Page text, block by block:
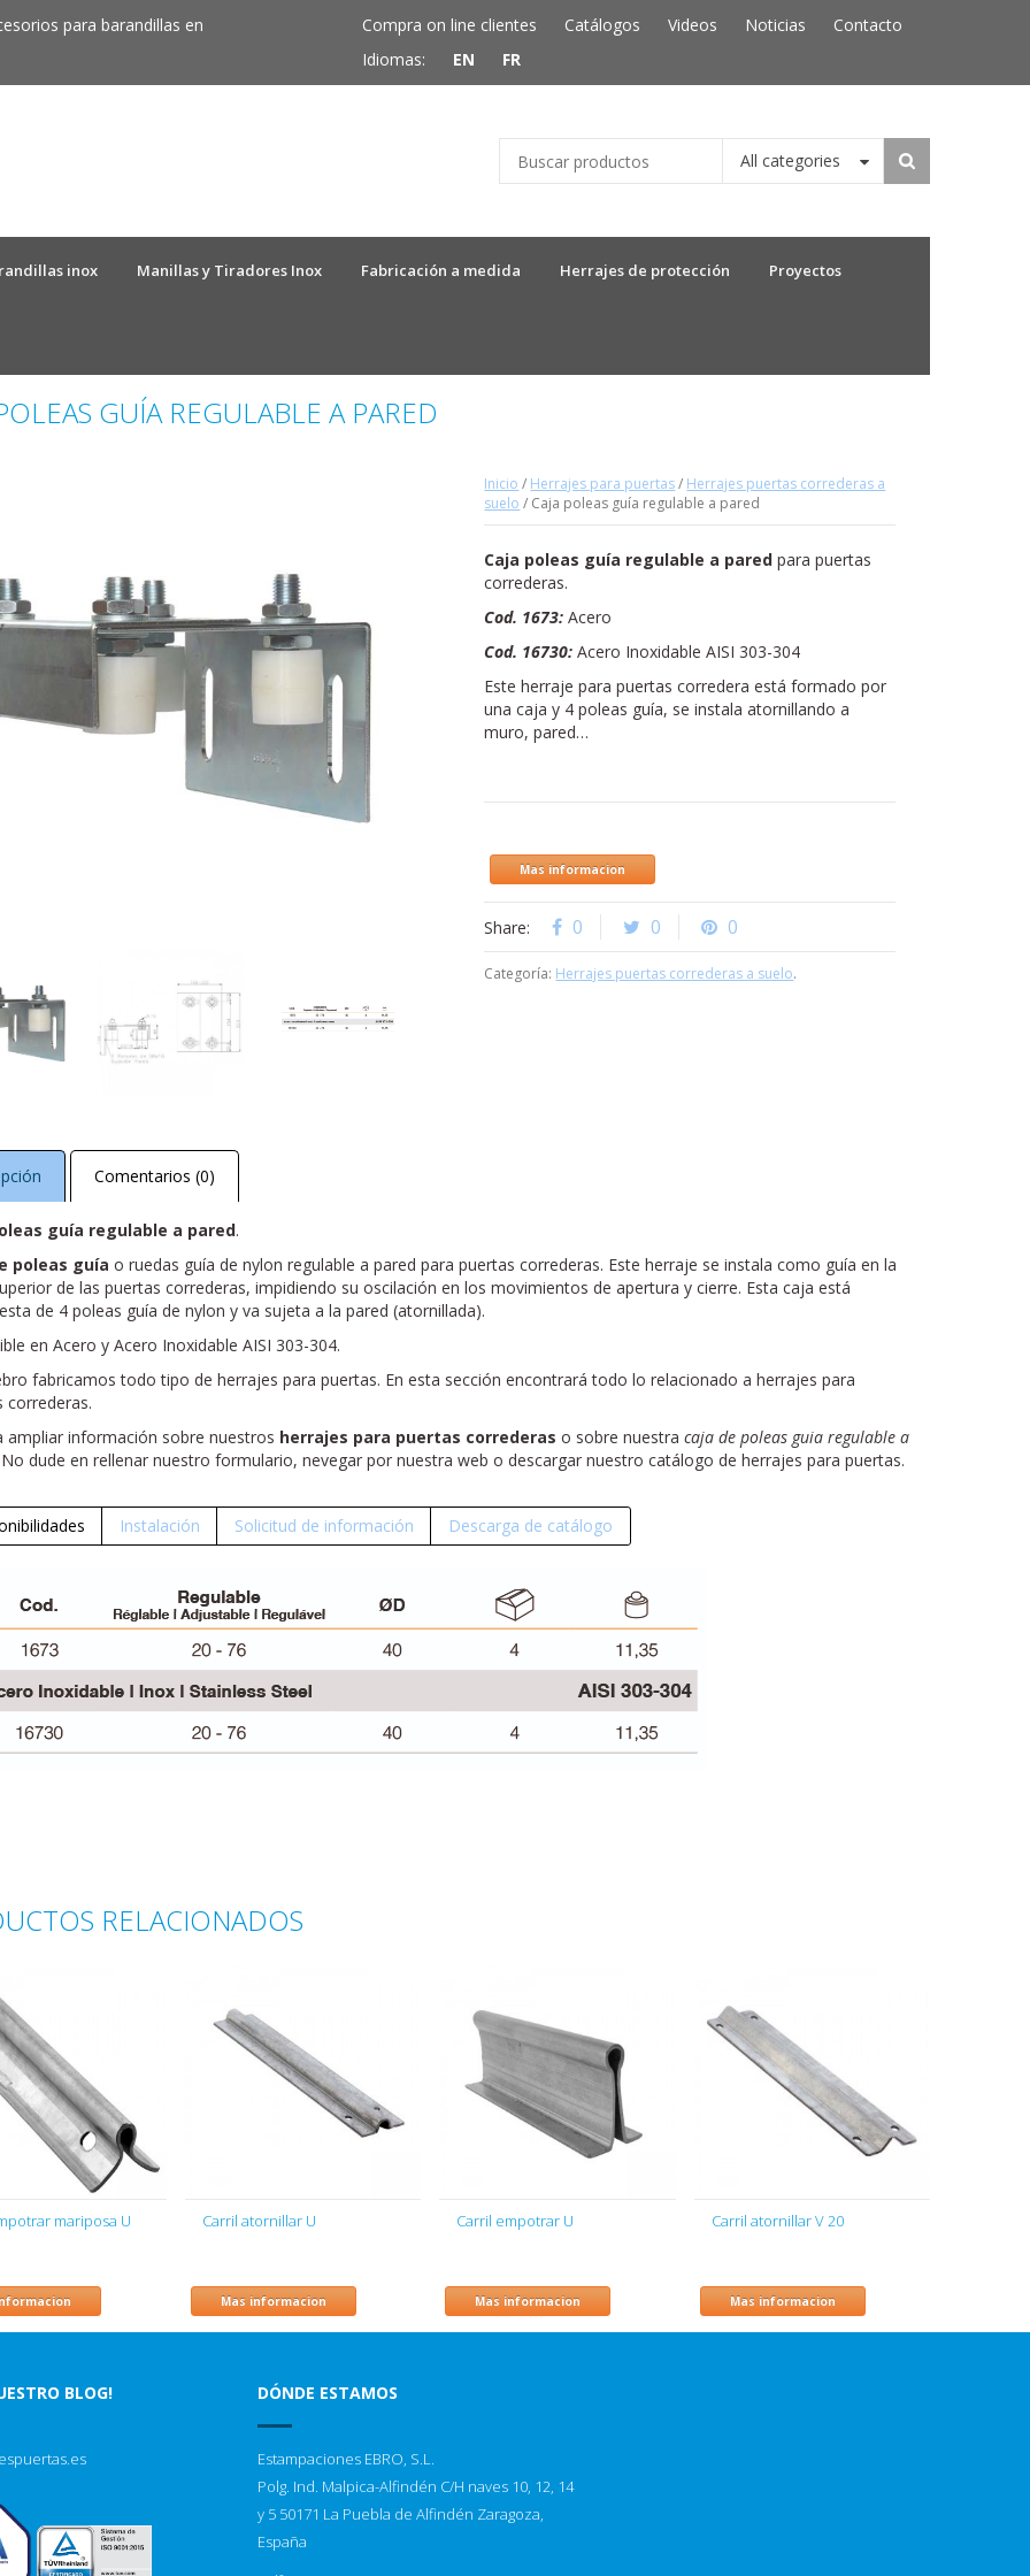
para barandillas en Compra on line clientes Catálogos Videos Noticias
Contacto
Idiomas:
EN FR
All categories
inox Manillas y Tiradores Inox Fabricación a medida Herrajes de protección Proyectos
GUÍA REGULABLE A PARED
Inicio / Herrajes para puertas/ Herrajes puertas correderas a
suelo / Caja poleas guía regulable a pared
Caja poleas guía regulable a pared para puertas
correderas.
Cod. 1673: Acero
Cod. 16730: Acero Inoxidable AISI 303-304
Este herraje para puertas corredera está formado por
una caja y 4 poleas guía, se instala atornillando a
muro, pared…
Mas informacion
Share: 0 0 0
Categoría: Herrajes puertas correderas a suelo.
Comentarios (0)
guía regulable a pared.
poleas guía o ruedas guía de nylon regulable a pared para puertas correderas. Este herraje se instala como guía en la
de las puertas correderas, impidiendo su oscilación en los movimientos de apertura y cierre. Esta caja está
de 4 poleas guía de nylon y va sujeta a la pared (atornillada).
en Acero y Acero Inoxidable AISI 303-304.
fabricamos todo tipo de herrajes para puertas. En esta sección encontrará todo lo relacionado a herrajes para
correderas.
ampliar información sobre nuestros herrajes para puertas correderas o sobre nuestra caja de poleas guia regulable a
No dude en rellenar nuestro formulario, nevegar por nuestra web o descargar nuestro catálogo de herrajes para puertas.
Instalación Solicitud de información Descarga de catálogo
RELACIONADOS
mariposa U Carril atornillar U
Mas informacion
Carril empotrar U
Mas informacion
Carril atornillar V 20
Mas informacion
BLOG! DÓNDE ESTAMOS
Estampaciones EBRO, S.L.
Polg. Ind. Malpica-Alfindén C/H naves 10, 12, 14
y 5 50171 La Puebla de Alfindén Zaragoza,
España